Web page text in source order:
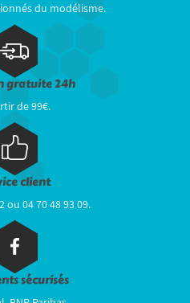
du modélisme.
gratuite 24h
de 99€.
client
ou 04 70 48 93 09.
sécurisés